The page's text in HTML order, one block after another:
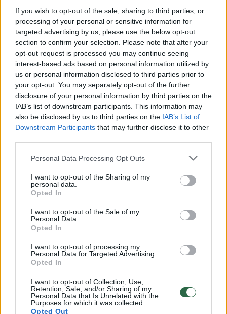
If you wish to opt-out of the sale, sharing to third parties, or
processing of your personal or sensitive information for
targeted advertising by us, please use the below opt-out
section to confirm your selection. Please note that after your
opt-out request is processed you may continue seeing
interest-based ads based on personal information utilized by
us or personal information disclosed to third parties prior to
your opt-out. You may separately opt-out of the further
disclosure of your personal information by third parties on the
IAB’s list of downstream participants. This information may
also be disclosed by us to third parties on the IAB’s List of
Downstream Participants that may further disclose it to other
Personal Data Processing Opt Outs
I want to opt-out of the Sharing of my
personal data.
Opted In
I want to opt-out of the Sale of my
Personal Data.
Opted In
I want to opt-out of processing my
Personal Data for Targeted Advertising.
Opted In
I want to opt-out of Collection, Use,
Retention, Sale, and/or Sharing of my
Personal Data that Is Unrelated with the
Purposes for which it was collected.
Opted Out
Visi įrašai
Žiūrimiausi įrašai
00:00:30
Vaizdai iš tragiškos avarijos Vilniaus r.: dviejų moterų ir
vaiko gyvybių išgelbėti nepavyko
00:00:57
Savaitės vidurys nusimato karštas: temperatūra kils iki
32 laipsnių šilumos
Žinios | Orai
Nufilmavo, kaip patvino Vilniaus Vakarinis aplinkkelis:
vaizdas pribloškia
Avarija Vilniuje: į stotelę įsirėžęs automobilis sužalojo